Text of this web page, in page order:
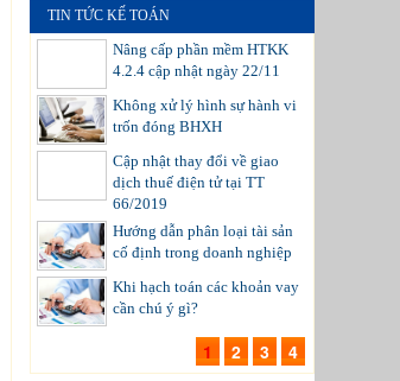
TIN TỨC KẾ TOÁN
Nâng cấp phần mềm HTKK
4.2.4 cập nhật ngày 22/11
Không xử lý hình sự hành vi
trốn đóng BHXH
Cập nhật thay đổi về giao
dịch thuế điện tử tại TT
66/2019
Hướng dẫn phân loại tài sản
cố định trong doanh nghiệp
Khi hạch toán các khoản vay
cần chú ý gì?
1 2 3 4